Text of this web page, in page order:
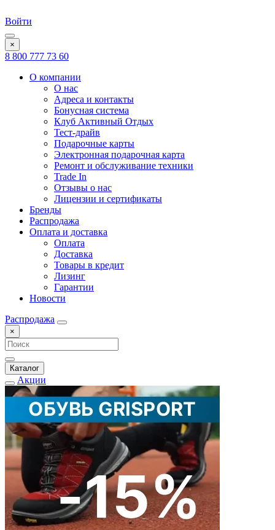
Войти
×
8 800 777 73 60
О компании
О нас
Адреса и контакты
Бонусная система
Клуб Активный Отдых
Тест-драйв
Подарочные карты
Электронная подарочная карта
Ремонт и обслуживание техники
Trade In
Отзывы о нас
Лицензии и сертификаты
Бренды
Распродажа
Оплата и доставка
Оплата
Доставка
Товары в кредит
Лизинг
Гарантии
Новости
Распродажа
×
Каталог
Акции